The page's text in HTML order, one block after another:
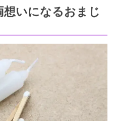
いになるおまじ